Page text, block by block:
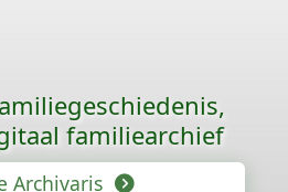
familiearchief
Archivaris